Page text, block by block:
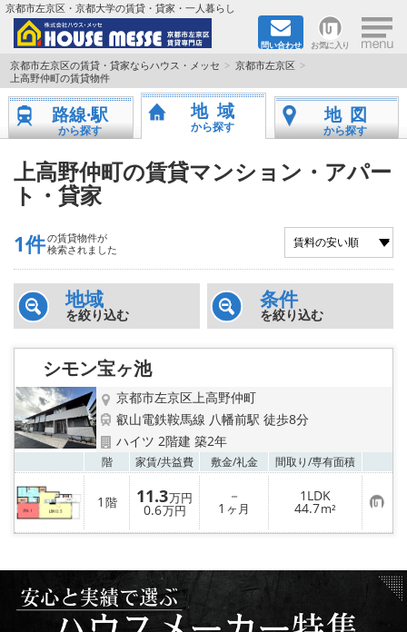
京都市左京区・京都大学の賃貸・貸家・一人暮らし
問い合わせ お気に入り ×
TOPページ
地図から検索
京都大学＆京都芸術大学生さんに
書類DL & 入居者さまへ
家族で住むならマンション？賃家？
一人暮らしの物件特集
ペット相談OKの賃貸！
特選物件
ハウスメーカー施工特集！
路線·駅から探す
スタッフ紹介
京都市左京区の賃貸・貸家ならハウス・メッセ
京都市左京区
上高野仲町の賃貸物件
路線·駅
から探す
地域
から探す
地図
から探す
上高野仲町の賃貸マンション・アパー
ト・貸家
1件の賃貸物件が
検索されました
地域
を絞り込む
条件
を絞り込む
シモン宝ヶ池
京都市左京区上高野仲町
叡山電鉄鞍馬線 八幡前駅 徒歩8分
ハイツ 2階建 築2年
階 家賃/共益費 敷金/礼金 間取り/専有面積
1 階 11.3万円
0.6万円
－
1 ヶ月
1LDK
44.7m² お
気
に
登